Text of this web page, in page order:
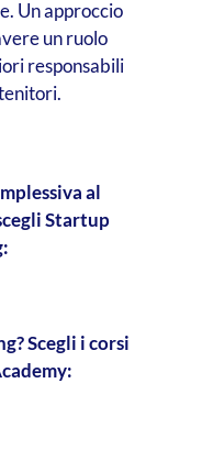
Un approccio
un ruolo
responsabili
al
Startup
Scegli i corsi